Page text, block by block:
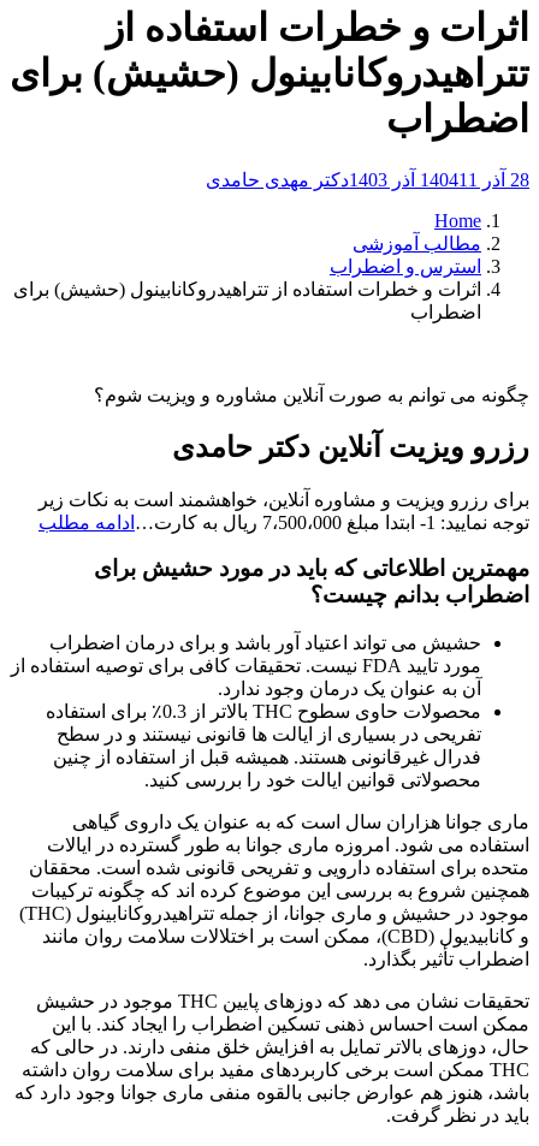
اثرات و خطرات استفاده از
تتراهیدروکانابینول (حشیش) برای
اضطراب
28 آذر 1404 11 آذر 1403
دکتر مهدی حامدی
Home
مطالب آموزشی
استرس و اضطراب
اثرات و خطرات استفاده از تتراهیدروکانابینول (حشیش) برای
اضطراب
چگونه می توانم به صورت آنلاین مشاوره و ویزیت شوم؟
رزرو ویزیت آنلاین دکتر حامدی
برای رزرو ویزیت و مشاوره آنلاین، خواهشمند است به نکات زیر
توجه نمایید: 1- ابتدا مبلغ 7،500،000 ریال به کارت…
ادامه مطلب
مهمترین اطلاعاتی که باید در مورد حشیش برای
اضطراب بدانم چیست؟
حشیش می تواند اعتیاد آور باشد و برای درمان اضطراب
مورد تایید FDA نیست. تحقیقات کافی برای توصیه استفاده از
آن به عنوان یک درمان وجود ندارد.
محصولات حاوی سطوح THC بالاتر از 0.3٪ برای استفاده
تفریحی در بسیاری از ایالت ها قانونی نیستند و در سطح
فدرال غیرقانونی هستند. همیشه قبل از استفاده از چنین
محصولاتی قوانین ایالت خود را بررسی کنید.
ماری جوانا هزاران سال است که به عنوان یک داروی گیاهی
استفاده می شود. امروزه ماری جوانا به طور گسترده در ایالات
متحده برای استفاده دارویی و تفریحی قانونی شده است. محققان
همچنین شروع به بررسی این موضوع کرده اند که چگونه ترکیبات
موجود در حشیش و ماری جوانا، از جمله تتراهیدروکانابینول (THC)
و کانابیدیول (CBD)، ممکن است بر اختلالات سلامت روان مانند
اضطراب تأثیر بگذارد.
تحقیقات نشان می دهد که دوزهای پایین THC موجود در حشیش
ممکن است احساس ذهنی تسکین اضطراب را ایجاد کند. با این
حال، دوزهای بالاتر تمایل به افزایش خلق منفی دارند. در حالی که
THC ممکن است برخی کاربردهای مفید برای سلامت روان داشته
باشد، هنوز هم عوارض جانبی بالقوه منفی ماری جوانا وجود دارد که
باید در نظر گرفت.